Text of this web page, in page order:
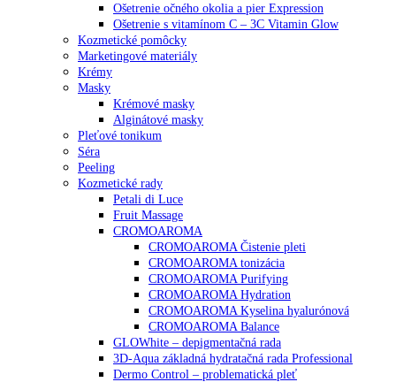
Ošetrenie očného okolia a pier Expression
Ošetrenie s vitamínom C – 3C Vitamin Glow
Kozmetické pomôcky
Marketingové materiály
Krémy
Masky
Krémové masky
Alginátové masky
Pleťové tonikum
Séra
Peeling
Kozmetické rady
Petali di Luce
Fruit Massage
CROMOAROMA
CROMOAROMA Čistenie pleti
CROMOAROMA tonizácia
CROMOAROMA Purifying
CROMOAROMA Hydration
CROMOAROMA Kyselina hyalurónová
CROMOAROMA Balance
GLOWhite – depigmentačná rada
3D-Aqua základná hydratačná rada Professional
Dermo Control – problematická pleť